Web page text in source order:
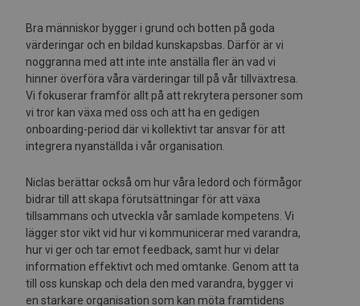
Bra människor bygger i grund och botten på goda
värderingar och en bildad kunskapsbas. Därför är vi
noggranna med att inte inte anställa fler än vad vi
hinner överföra våra värderingar till på vår tillväxtresa.
Vi fokuserar framför allt på att rekrytera personer som
vi tror kan växa med oss och att ha en gedigen
onboarding-period där vi kollektivt tar ansvar för att
integrera nyanställda i vår organisation.
Niclas berättar också om hur våra ledord och förmågor
bidrar till att skapa förutsättningar för att växa
tillsammans och utveckla vår samlade kompetens. Vi
lägger stor vikt vid hur vi kommunicerar med varandra,
hur vi ger och tar emot feedback, samt hur vi delar
information effektivt och med omtanke. Genom att ta
till oss kunskap och dela den med varandra, bygger vi
en starkare organisation som kan möta framtidens